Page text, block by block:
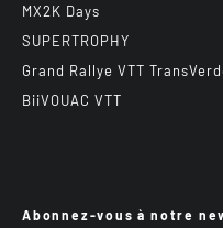
MX2K Days
SUPERTROPHY
Grand Rallye VTT
BiiVOUAC VTT
Abonnez-vous à notre